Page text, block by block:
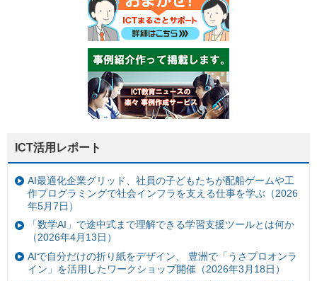
ICT活用レポート
AI最適化企業グリッド、社員の子どもたちが配船ゲームや工
作プログラミングで社会インフラを支える仕事を学ぶ（2026
年5月7日）
「数学AI」で途中式まで理解できる学習支援ツールとは何か
（2026年4月13日）
AIで自分だけの折り紙をデザイン、 豊洲で「うさプロオンラ
イン」を活用したワークショップ開催（2026年3月18日）